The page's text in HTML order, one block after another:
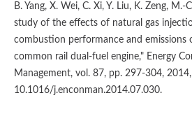
B. Yang, X. Wei, C. Xi, Y. Liu, K. Zeng, M.-
study of the effects of natural gas
combustion performance and emissions
common rail dual-fuel engine," Energy
Management, vol. 87, pp. 297-304,
10.1016/j.enconman.2014.07.030.